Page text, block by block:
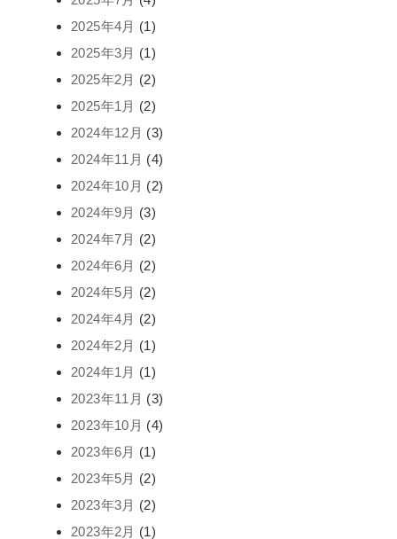
2025年4月 (1)
2025年3月 (1)
2025年2月 (2)
2025年1月 (2)
2024年12月 (3)
2024年11月 (4)
2024年10月 (2)
2024年9月 (3)
2024年7月 (2)
2024年6月 (2)
2024年5月 (2)
2024年4月 (2)
2024年2月 (1)
2024年1月 (1)
2023年11月 (3)
2023年10月 (4)
2023年6月 (1)
2023年5月 (2)
2023年3月 (2)
2023年2月 (1)